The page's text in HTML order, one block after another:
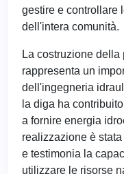
gestire e controllare
dell'intera comunità.
La costruzione
rappresenta un
dell'ingegneria
la diga ha
a fornire energia
realizzazione è
e testimonia la
utilizzare le risorse